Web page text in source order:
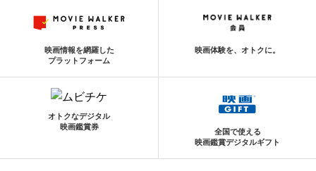
映画情報を網羅した
プラットフォーム
映画体験を、オトクに。
オトクなデジタル
映画鑑賞券
全国で使える
映画鑑賞デジタルギフト